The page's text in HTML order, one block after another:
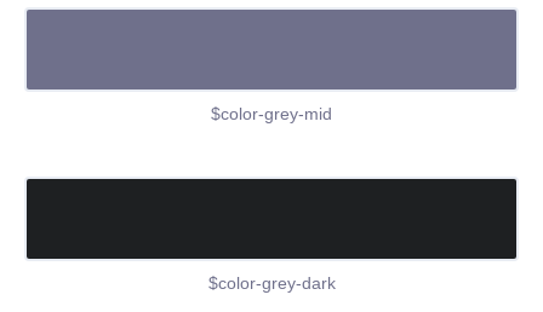
$color-grey-mid
$color-grey-dark